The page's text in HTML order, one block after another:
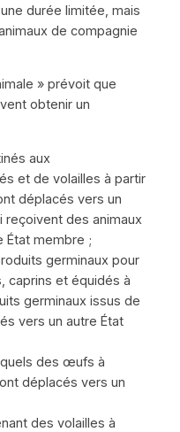
durée limitée, mais
de compagnie
» prévoit que
obtenir un
aux
et de volailles à partir
déplacés vers un
reçoivent des animaux
État membre ;
germinaux pour
caprins et équidés à
germinaux issus de
vers un autre État
des œufs à
déplacés vers un
des volailles à